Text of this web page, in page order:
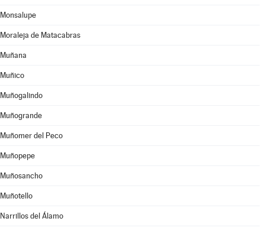
Monsalupe
Moraleja de Matacabras
Muñana
Muñico
Muñogalindo
Muñogrande
Muñomer del Peco
Muñopepe
Muñosancho
Muñotello
Narrillos del Álamo